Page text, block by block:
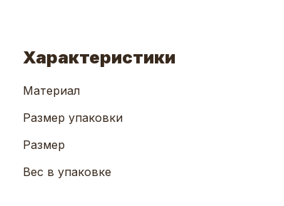
Характеристики
Материал
Размер упаковки
Размер
Вес в упаковке